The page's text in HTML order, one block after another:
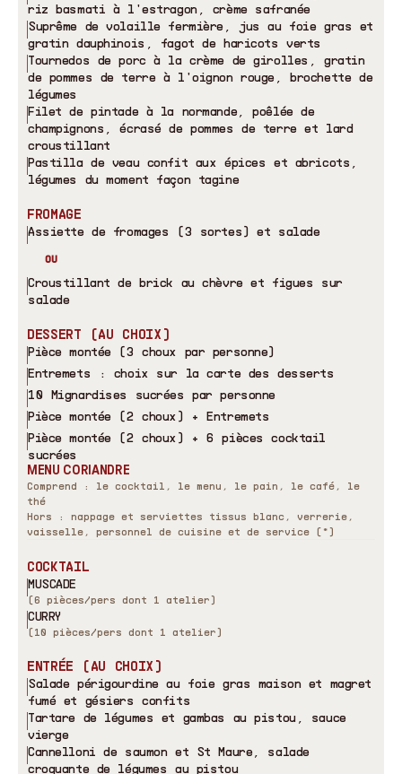
riz basmati à l 'estragon, crème safranée
Suprême de volaille fermière, jus au foie gras et
gratin dauphinois, fagot de haricots verts
Tournedos de porc à la crème de girolles, gratin
de pommes de terre à l 'oignon rouge, brochette de
légumes
Filet de pintade à la normande, poêlée de
champignons, écrasé de pommes de terre et lard
croustillant
Pastilla de veau confit aux épices et abricots,
légumes du moment façon tagine
FROMAGE
Assiette de fromages (3 sortes) et salade
OU
Croustillant de brick au chèvre et figues sur
salade
DESSERT (AU CHOIX)
Pièce montée (3 choux par personne)
Entremets : choix sur la carte des desserts
10 Mignardises sucrées par personne
Pièce montée (2 choux) + Entremets
Pièce montée (2 choux) + 6 pièces cocktail
sucrées
MENU CORIANDRE
Comprend : le cocktail, le menu, le pain, le café, le
thé
Hors : nappage et serviettes tissus blanc, verrerie,
vaisselle, personnel de cuisine et de service (*)
COCKTAIL
MUSCADE
(6 pièces/pers dont 1 atelier)
CURRY
(10 pièces/pers dont 1 atelier)
ENTRÉE (AU CHOIX)
Salade périgourdine au foie gras maison et magret
fumé et gésiers confits
Tartare de légumes et gambas au pistou, sauce
vierge
Cannelloni de saumon et St Maure, salade
croquante de légumes au pistou